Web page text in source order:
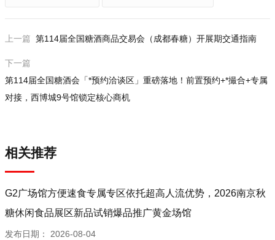
上一篇 第114届全国糖酒商品交易会（成都春糖）开展期交通指南
下一篇
第114届全国糖酒会「*预约洽谈区」重磅落地！前置预约+*撮合+专属
对接，西博城9号馆锁定核心商机
相关推荐
G2广场馆方便速食专属专区依托超高人流优势，2026南京秋
糖休闲食品展区新品试销爆品推广黄金场馆
发布日期： 2026-08-04